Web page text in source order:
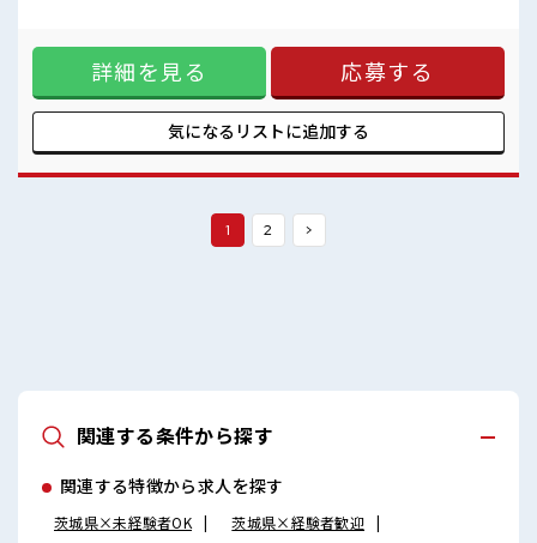
安心してお仕事に集中♪
です。【取扱製品情報】半導体製造装置 ■お仕事PR ≪1日1時
間程の残業で収入アップ≫ 残業は月20時間未満で、 ほどよく
稼げます♪ ≪髪色自由で自分らしく働く≫ 明るすぎたり奇抜
でなければ基本的に自由！ (規定有)制服があると毎日の服選
びに悩まずOK♪ ≪未経験OKの仕事≫ 新しいことにチャレン
ジするのは不安だけど、 しっかり働く環境が整っています！
様々なお仕事をご提案≫ 一人で悩まず気軽に相談できる、 派
タは必見！ 髪型自由な職場！ 休憩時間にゆっくりできるスペ
ース完備！ ロッカーあり！ 安心してお仕事に集中♪
詳細を見る 応募する
気になるリストに追加する
1 2 >
関連する条件から探す
関連する特徴から求人を探す
茨城県×未経験者OK
茨城県×経験者歓迎